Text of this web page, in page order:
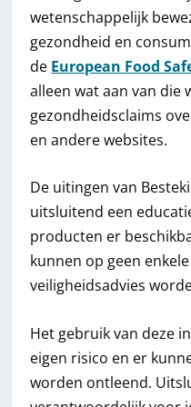
wetenschappelijk
gezondheid en
de European Food
alleen wat aan van die
gezondheidsclaims
en andere websites.
De uitingen van
uitsluitend een
producten er
kunnen op geen
veiligheidsadvies
Het gebruik van deze
eigen risico en er
worden ontleend.